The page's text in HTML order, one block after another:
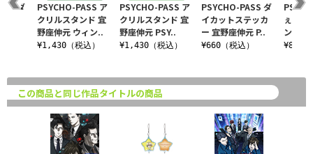
PSYCHO-PASS ア
クリルスタンド 宜
野座伸元 PSY..
¥1,430（税込）
PSYCHO-PASS ダ
イカットステッカ
ー 宜野座伸元 P..
¥660（税込）
ぇいん
ン 狡
¥880
ダ
PSYCHO-PASS ア
クリルスタンド 宜
野座伸元 ウィン..
¥1,430（税込）
この商品と同じ作品タイトルの商品